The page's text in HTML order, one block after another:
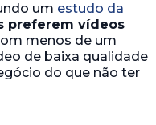
um estudo da
preferem vídeos
menos de um
de baixa qualidade
do que não ter